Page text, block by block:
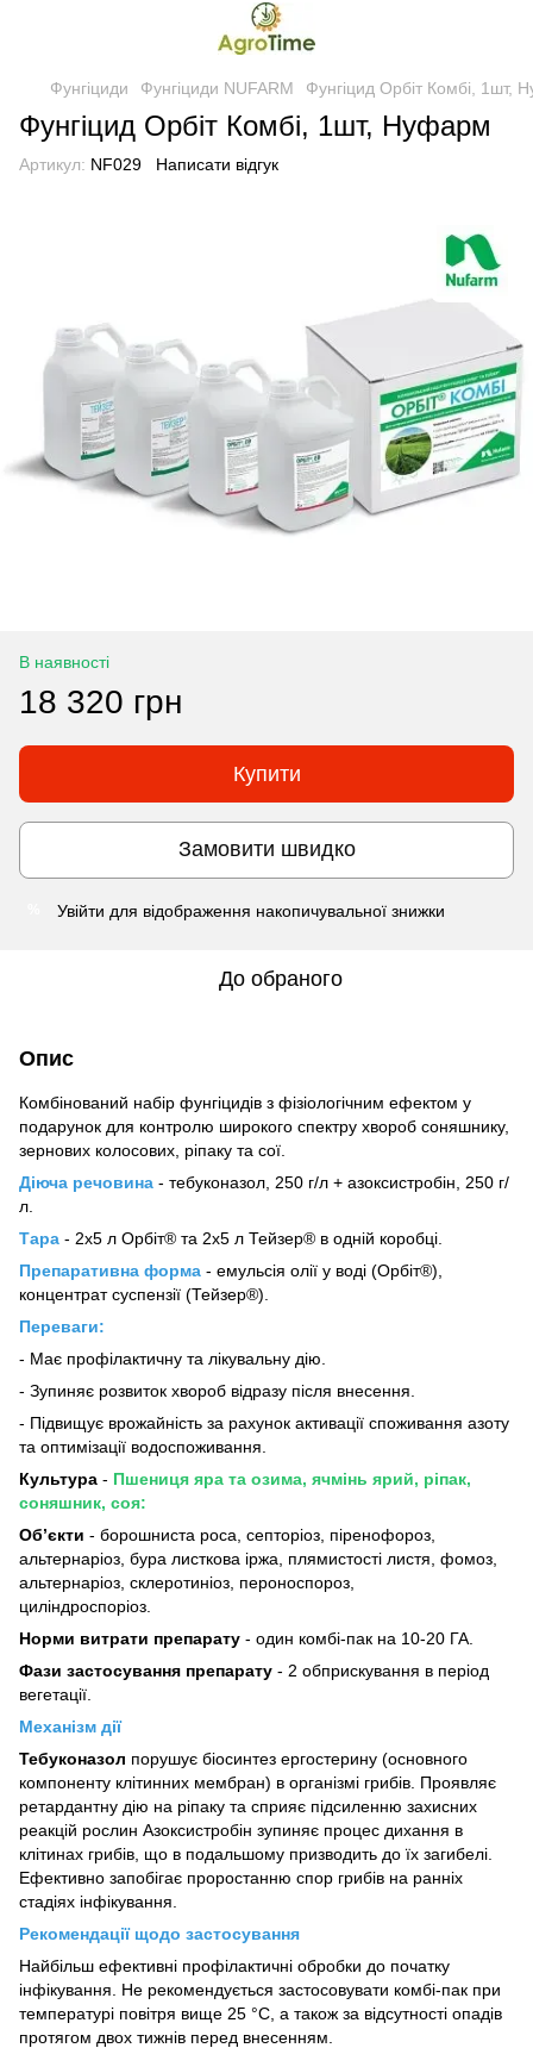
Фунгіциди Фунгіциди NUFARM Фунгіцид Орбіт Комбі, 1шт,
Фунгіцид Орбіт Комбі, 1шт, Нуфарм
Артикул: NF029 Написати відгук
В наявності
18 320 грн
Купити
Замовити швидко
Увійти для відображення накопичувальної знижки
До обраного
Опис
Комбінований набір фунгіцидів з фізіологічним ефектом у
подарунок для контролю широкого спектру хвороб соняшнику,
зернових колосових, ріпаку та сої.
Діюча речовина - тебуконазол, 250 г/л + азоксистробін, 250 г/
л.
Тара - 2х5 л Орбіт® та 2х5 л Тейзер® в одній коробці
Препаративна форма - емульсія олії у воді (Орбіт®),
концентрат суспензії (Тейзер®).
Переваги:
- Має профілактичну та лікувальну дію.
- Зупиняє розвиток хвороб відразу після внесення.
- Підвищує врожайність за рахунок активації споживання азоту
та оптимізації водоспоживання.
Культура - Пшениця яра та озима, ячмінь ярий, ріпак,
соняшник, соя:
Об’єкти - борошниста роса, септоріоз, піренофороз,
альтернаріоз, бура листкова іржа, плямистості листя, фомоз,
альтернаріоз, склеротиніоз, пероноспороз,
циліндроспоріоз.
Норми витрати препарату - один комбі-пак на 10-20 ГА.
Фази застосування препарату - 2 обприскування в період
вегетації.
Механізм дії
Тебуконазол порушує біосинтез ергостерину (основного
компоненту клітинних мембран) в організмі грибів. Проявляє
ретардантну дію на ріпаку та сприяє підсиленню захисних
реакцій рослин Азоксистробін зупиняє процес дихання в
клітинах грибів, що в подальшому призводить до їх загибелі.
Ефективно запобігає проростанню спор грибів на ранніх
стадіях інфікування.
Рекомендації щодо застосування
Найбільш ефективні профілактичні обробки до початку
інфікування. Не рекомендується застосовувати комбі-пак при
температурі повітря вище 25 °С, а також за відсутності опадів
протягом двох тижнів перед внесенням.